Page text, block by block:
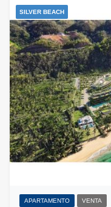
SILVER BEACH
APARTAMENTO VENTA